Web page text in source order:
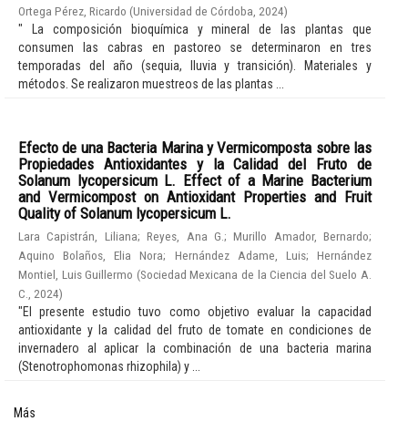
Ortega Pérez, Ricardo (Universidad de Córdoba 2024)
" La composición bioquímica y mineral de las plantas que
consumen las cabras en pastoreo se determinaron en tres
temporadas del año (sequia, lluvia y transición). Materiales y
métodos. Se realizaron muestreos de las plantas ...
Efecto de una Bacteria Marina y Vermicomposta sobre las
Propiedades Antioxidantes y la Calidad del Fruto de
Solanum lycopersicum L. Effect of a Marine Bacterium
and Vermicompost on Antioxidant Properties and Fruit
Quality of Solanum lycopersicum L.
Lara Capistrán, Liliana;Reyes, Ana G. ;Murillo Amador, Bernardo;
Aquino Bolaños, Elia Nora; Hernández Adame, Luis;Hernández
Montiel, Luis Guillermo (Sociedad Mexicana de la Ciencia del Suelo A.
C.
2024)
"El presente estudio tuvo como objetivo evaluar la capacidad
antioxidante y la calidad del fruto de tomate en condiciones de
invernadero al aplicar la combinación de una bacteria marina
(Stenotrophomonas rhizophila) y ...
Más